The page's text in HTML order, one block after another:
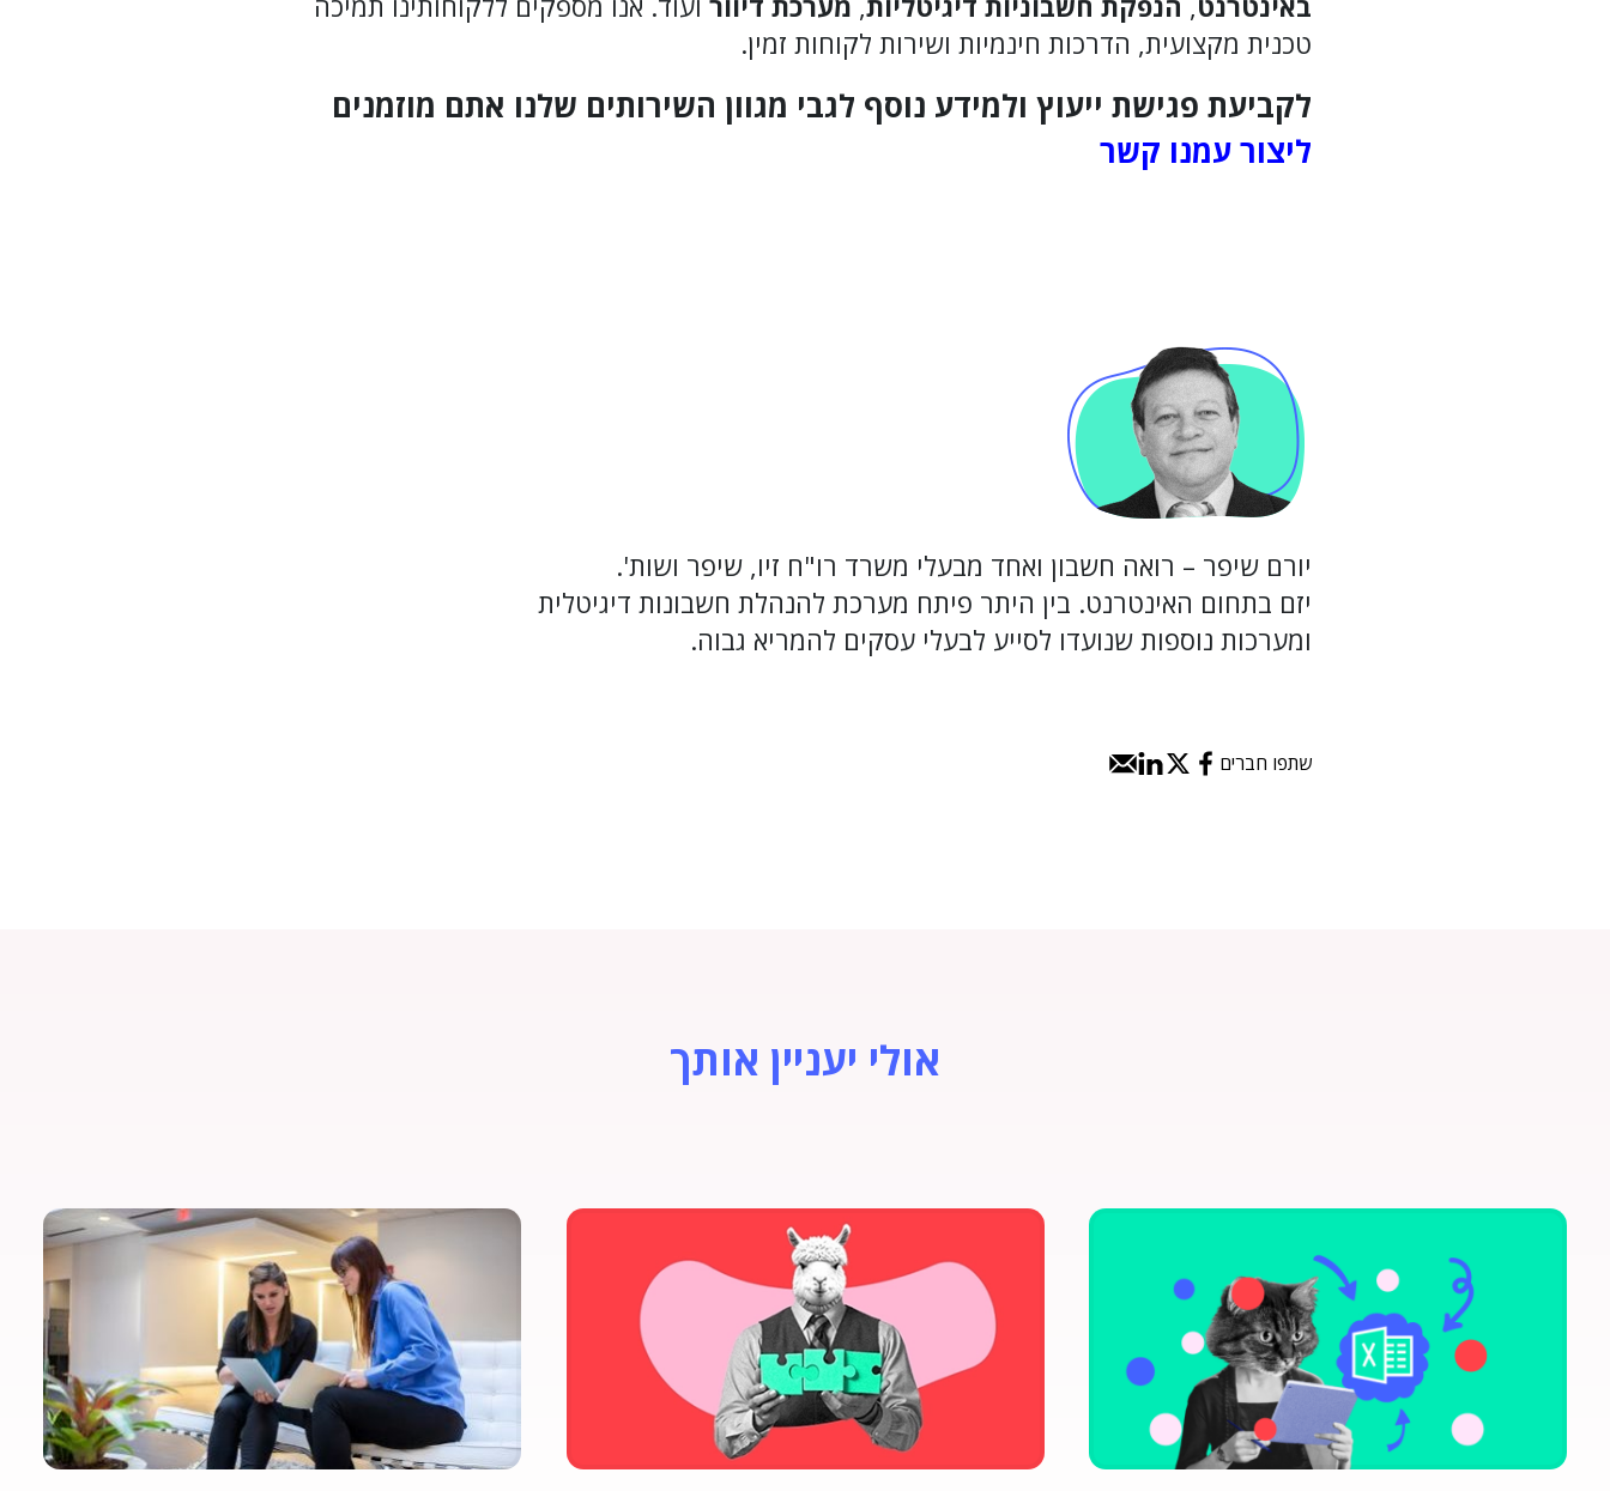
טכנית מקצועית, הדרכות חינמיות ושירות לקוחות זמין.
לקביעת פגישת ייעוץ ולמידע נוסף לגבי מגוון השירותים שלנו אתם מוזמנים
ליצור עמנו קשר
יורם שיפר – רואה חשבון ואחד מבעלי משרד רו"ח זיו, שיפר ושות'.
יזם בתחום האינטרנט. בין היתר פיתח מערכת להנהלת חשבונות דיגיטלית
ומערכות נוספות שנועדו לסייע לבעלי עסקים להמריא גבוה.
שתפו חברים
אולי יעניין אותך